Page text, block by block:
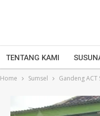
TENTANG KAMI
Home Sumsel Gandeng